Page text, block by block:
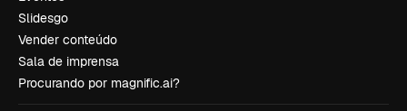
Slidesgo
Vender conteúdo
Sala de imprensa
Procurando por magnific.ai?